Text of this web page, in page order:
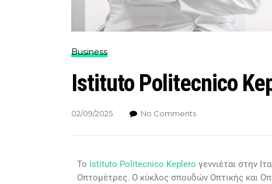
Business
Istituto Politecnico
02/09/2025 No Comments
Το Istituto Politecnico Keplero γεννιέται στην
Οπτομέτρες. Ο κύκλος σπουδών Οπτικής και